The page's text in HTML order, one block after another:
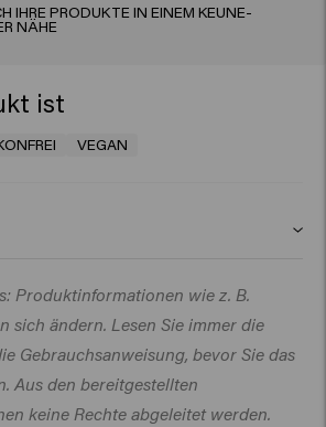
IHRE PRODUKTE IN EINEM KEUNE-
NÄHE
ist
VEGAN
Chloride, Parfum
Alcohol, Isopropyl Myristate,
Lactic Acid, Butyrospermum
Linum Usitatissimum (Linseed)
Hispanica Seed Extract, Benzyl
Produktinformationen wie z. B.
sich ändern. Lesen Sie immer die
Gebrauchsanweisung, bevor Sie das
Aus den bereitgestellten
keine Rechte abgeleitet werden.